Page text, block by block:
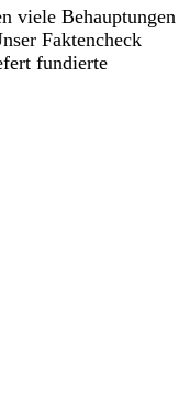
viele Behauptungen
Faktencheck
fundierte